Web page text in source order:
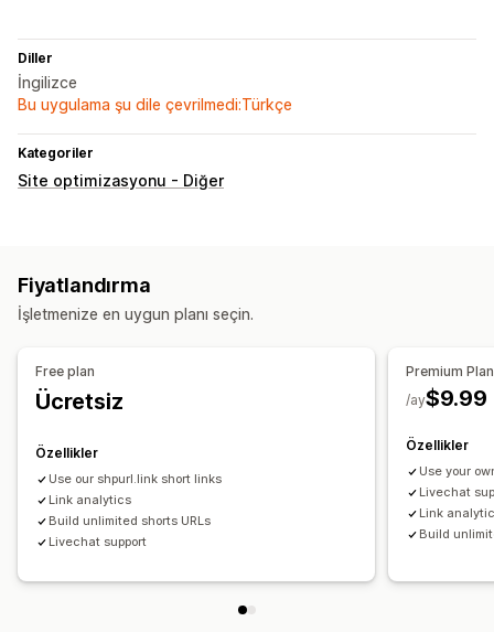
Diller
İngilizce
Bu uygulama şu dile çevrilmedi:Türkçe
Kategoriler
Site optimizasyonu - Diğer
Fiyatlandırma
İşletmenize en uygun planı seçin.
Free plan
Ücretsiz
Özellikler
Use our shpurl.link short links
Link analytics
Build unlimited shorts URLs
Livechat support
Premium Plan
$9.99
/ay
Özellikler
Use your
Livechat
Link
Build